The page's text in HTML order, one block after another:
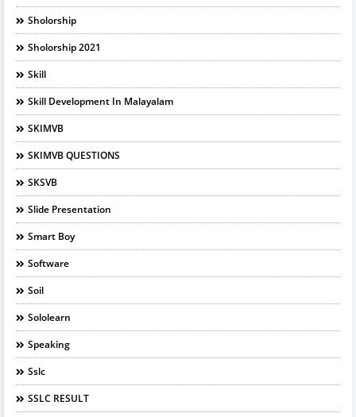
Sholorship
Sholorship 2021
Skill
Skill Development In Malayalam
SKIMVB
SKIMVB QUESTIONS
SKSVB
Slide Presentation
Smart Boy
Software
Soil
Sololearn
Speaking
Sslc
SSLC RESULT